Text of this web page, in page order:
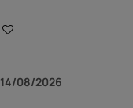
14/08/2026